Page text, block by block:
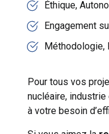
Éthique,
Engagement
Méthodologie,
Pour tous vos
nucléaire, industrie
à votre besoin